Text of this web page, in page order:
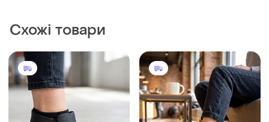
Схожі товари